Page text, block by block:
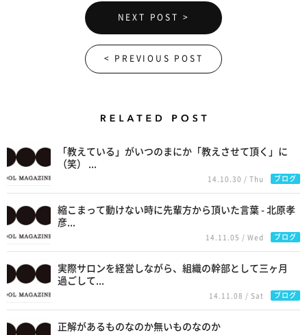
NEXT POST >
< PREVIOUS POST
「教えている」がいつのまにか「教えさせて頂く」に
（笑） ...
14.10.30 / Thu ブログ
縮こまって動けない時に先輩方から頂いた言葉 - 北原孝
彦...
14.11.05 / Wed ブログ
実際サロンを経営しながら、組織の幹部として三ヶ月
過ごして...
14.11.08 / Sat ブログ
正解があるものなのか無いものなのか